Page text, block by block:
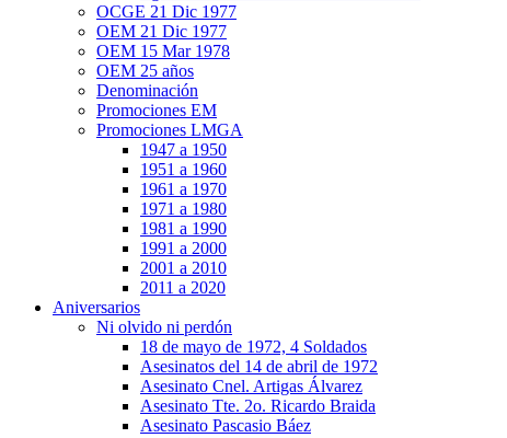
OCGE 21 Dic 1977
OEM 21 Dic 1977
OEM 15 Mar 1978
OEM 25 años
Denominación
Promociones EM
Promociones LMGA
1947 a 1950
1951 a 1960
1961 a 1970
1971 a 1980
1981 a 1990
1991 a 2000
2001 a 2010
2011 a 2020
Aniversarios
Ni olvido ni perdón
18 de mayo de 1972, 4 Soldados
Asesinatos del 14 de abril de 1972
Asesinato Cnel. Artigas Álvarez
Asesinato Tte. 2o. Ricardo Braida
Asesinato Pascasio Báez